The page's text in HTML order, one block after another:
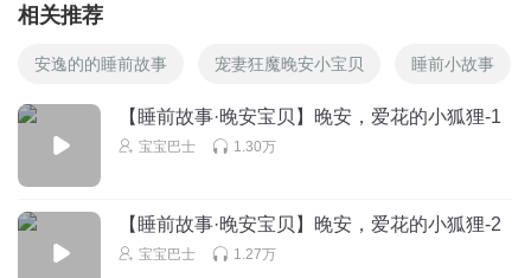
相关推荐
安逸的的睡前故事 宠妻狂魔晚安小宝贝 睡前小故事
【睡前故事·晚安宝贝】晚安，爱花的小狐狸-1
宝宝巴士 1.30万
【睡前故事·晚安宝贝】晚安，爱花的小狐狸-2
宝宝巴士 1.27万